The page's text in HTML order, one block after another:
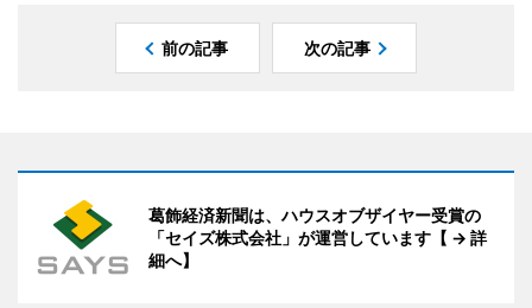
前の記事 次の記事
葛飾経済新聞は、ハウスオブザイヤー受賞の
「セイズ株式会社」が運営しています【 → 詳
細へ】